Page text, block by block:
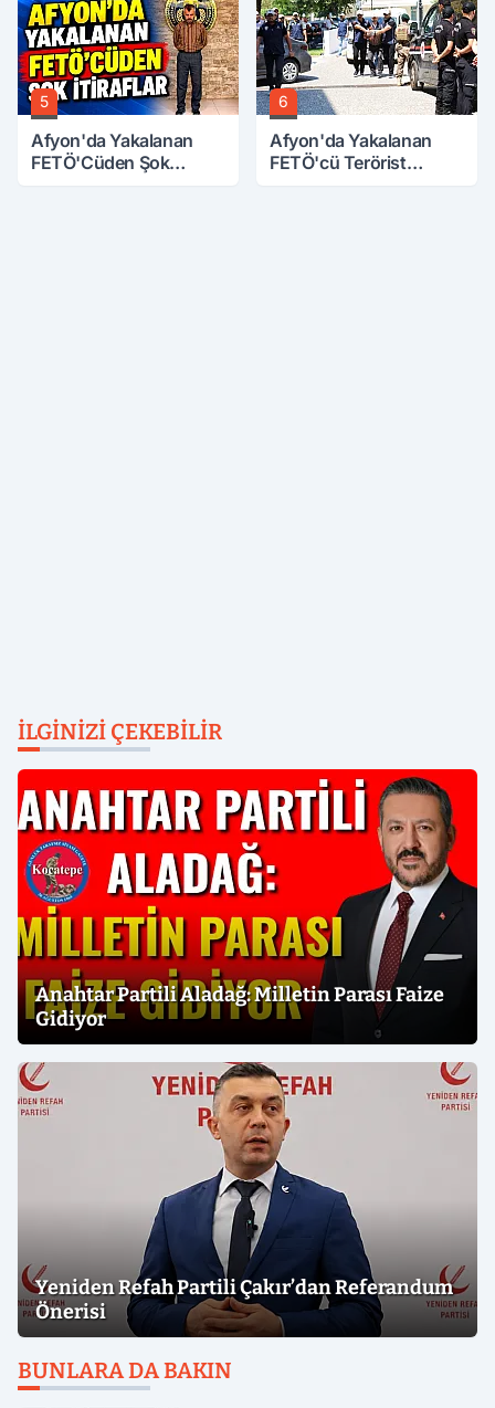
5
Afyon'da Yakalanan
FETÖ'Cüden Şok
6
Afyon'da Yakalanan
FETÖ'cü Terörist
İLGINIZI ÇEKEBILIR
Anahtar Partili Aladağ: Milletin Parası Faize
Gidiyor
Yeniden Refah Partili Çakır’dan Referandum
Önerisi
BUNLARA DA BAKIN